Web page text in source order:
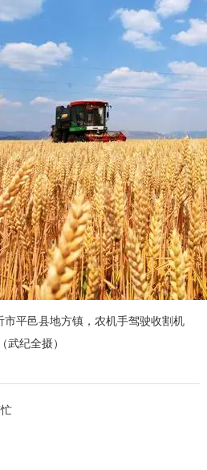
平邑县地方镇，农机手驾驶收割机
武纪全摄）